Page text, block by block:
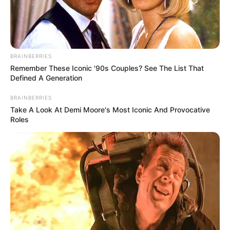
ALERTA BOGOTÁ EN GOOGLE NEWS
TEMAS RELACIONADOS
GASOLINA DESCUENTOS PRECIO DE LA GASOLINA
MANTÉNGASE EN ALERTA
Tenemos todas las noticias que le
interesan. Para estar bien informado, por
favor, active las notificaciones de Alerta.
ACTIVAR AHORA
BRAINBERRIES
Remember These Iconic '90s Couples? See The List That
Defined A Generation
BRAINBERRIES
Take A Look At Demi Moore's Most Iconic And Provocative
Roles